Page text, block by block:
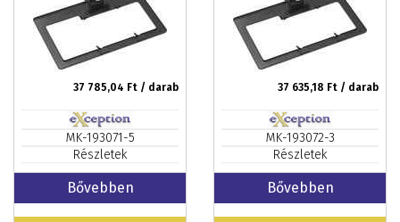
37 785,04 Ft / darab
MK-193071-5
Részletek
Bővebben
37 635,18 Ft / darab
MK-193072-3
Részletek
Bővebben